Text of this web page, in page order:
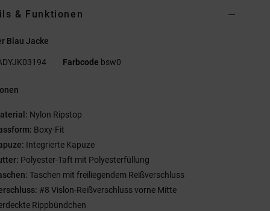
& Funktionen
Blau Jacke
Farbcode bsw0
Nylon Ripstop
Boxy-Fit
Integrierte Kapuze
Polyester-Taft mit Polyesterfüllung
Taschen mit freiliegendem Reißverschluss
#8 Vislon-Reißverschluss vorne Mitte
Rippbündchen